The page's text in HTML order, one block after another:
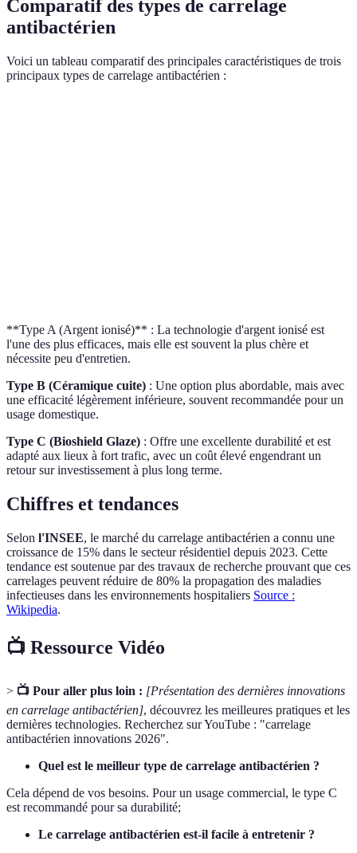
Comparatif des types de carrelage
antibactérien
Voici un tableau comparatif des principales caractéristiques de trois
principaux types de carrelage antibactérien :
**Type A (Argent ionisé)** : La technologie d'argent ionisé est
l'une des plus efficaces, mais elle est souvent la plus chère et
nécessite peu d'entretien.
Type B (Céramique cuite) : Une option plus abordable, mais avec
une efficacité légèrement inférieure, souvent recommandée pour un
usage domestique.
Type C (Bioshield Glaze) : Offre une excellente durabilité et est
adapté aux lieux à fort trafic, avec un coût élevé engendrant un
retour sur investissement à plus long terme.
Chiffres et tendances
Selon l'INSEE, le marché du carrelage antibactérien a connu une
croissance de 15% dans le secteur résidentiel depuis 2023. Cette
tendance est soutenue par des travaux de recherche prouvant que ces
carrelages peuvent réduire de 80% la propagation des maladies
infectieuses dans les environnements hospitaliers Source :
Wikipedia.
📺 Ressource Vidéo
> 📺 Pour aller plus loin : [Présentation des dernières innovations
en carrelage antibactérien], découvrez les meilleures pratiques et les
dernières technologies. Recherchez sur YouTube : "carrelage
antibactérien innovations 2026".
Quel est le meilleur type de carrelage antibactérien ?
Cela dépend de vos besoins. Pour un usage commercial, le type C
est recommandé pour sa durabilité;
Le carrelage antibactérien est-il facile à entretenir ?